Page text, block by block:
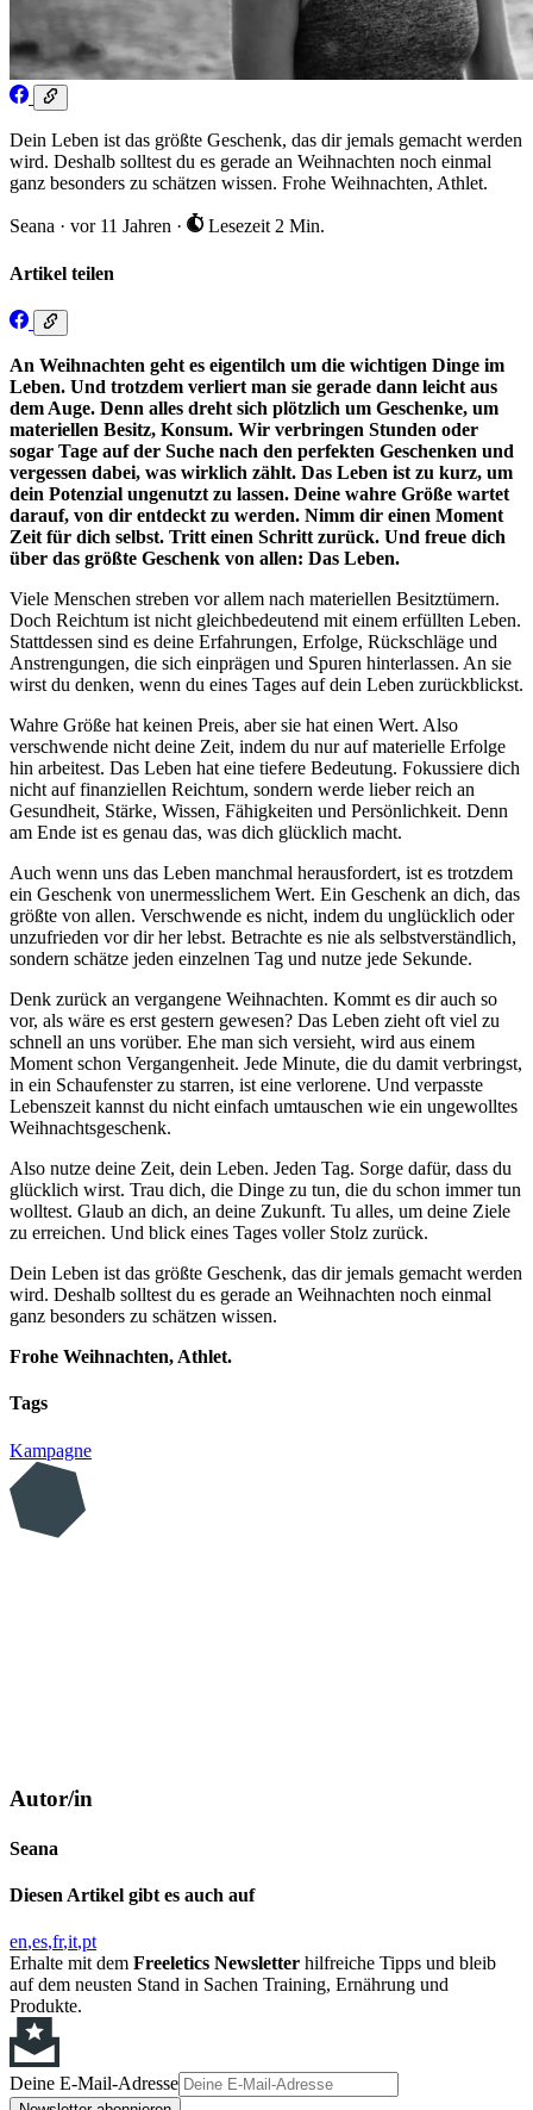
Dein Leben ist das größte Geschenk, das dir jemals gemacht werden
wird. Deshalb solltest du es gerade an Weihnachten noch einmal
ganz besonders zu schätzen wissen. Frohe Weihnachten, Athlet.
Seana · vor 11 Jahren · Lesezeit 2 Min.
Artikel teilen
An Weihnachten geht es eigentilch um die wichtigen Dinge im
Leben. Und trotzdem verliert man sie gerade dann leicht aus
dem Auge. Denn alles dreht sich plötzlich um Geschenke, um
materiellen Besitz, Konsum. Wir verbringen Stunden oder
sogar Tage auf der Suche nach den perfekten Geschenken und
vergessen dabei, was wirklich zählt. Das Leben ist zu kurz, um
dein Potenzial ungenutzt zu lassen. Deine wahre Größe wartet
darauf, von dir entdeckt zu werden. Nimm dir einen Moment
Zeit für dich selbst. Tritt einen Schritt zurück. Und freue dich
über das größte Geschenk von allen: Das Leben.
Viele Menschen streben vor allem nach materiellen Besitztümern.
Doch Reichtum ist nicht gleichbedeutend mit einem erfüllten Leben.
Stattdessen sind es deine Erfahrungen, Erfolge, Rückschläge und
Anstrengungen, die sich einprägen und Spuren hinterlassen. An sie
wirst du denken, wenn du eines Tages auf dein Leben zurückblickst.
Wahre Größe hat keinen Preis, aber sie hat einen Wert. Also
verschwende nicht deine Zeit, indem du nur auf materielle Erfolge
hin arbeitest. Das Leben hat eine tiefere Bedeutung. Fokussiere dich
nicht auf finanziellen Reichtum, sondern werde lieber reich an
Gesundheit, Stärke, Wissen, Fähigkeiten und Persönlichkeit. Denn
am Ende ist es genau das, was dich glücklich macht.
Auch wenn uns das Leben manchmal herausfordert, ist es trotzdem
ein Geschenk von unermesslichem Wert. Ein Geschenk an dich, das
größte von allen. Verschwende es nicht, indem du unglücklich oder
unzufrieden vor dir her lebst. Betrachte es nie als selbstverständlich,
sondern schätze jeden einzelnen Tag und nutze jede Sekunde.
Denk zurück an vergangene Weihnachten. Kommt es dir auch so
vor, als wäre es erst gestern gewesen? Das Leben zieht oft viel zu
schnell an uns vorüber. Ehe man sich versieht, wird aus einem
Moment schon Vergangenheit. Jede Minute, die du damit verbringst,
in ein Schaufenster zu starren, ist eine verlorene. Und verpasste
Lebenszeit kannst du nicht einfach umtauschen wie ein ungewolltes
Weihnachtsgeschenk.
Also nutze deine Zeit, dein Leben. Jeden Tag. Sorge dafür, dass du
glücklich wirst. Trau dich, die Dinge zu tun, die du schon immer tun
wolltest. Glaub an dich, an deine Zukunft. Tu alles, um deine Ziele
zu erreichen. Und blick eines Tages voller Stolz zurück.
Dein Leben ist das größte Geschenk, das dir jemals gemacht werden
wird. Deshalb solltest du es gerade an Weihnachten noch einmal
ganz besonders zu schätzen wissen.
Frohe Weihnachten, Athlet.
Tags
Kampagne
Autor/in
Seana
Diesen Artikel gibt es auch auf
en es fr it pt
Erhalte mit dem Freeletics Newsletter hilfreiche Tipps und bleib
auf dem neusten Stand in Sachen Training, Ernährung und
Produkte.
Deine E-Mail-Adresse